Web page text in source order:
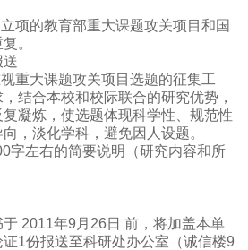
项的教育部重大课题攻关项目和国
。
重大课题攻关项目选题的征集工
结合本校和校际联合的研究优势，
凝炼，使选题体现科学性、规范性
，淡化学科，避免因人设题。
字左右的简要说明（研究内容和所
于 2011年9 月 26 日 前，将加盖本单
证1份报送至科研处办公室（诚信楼9